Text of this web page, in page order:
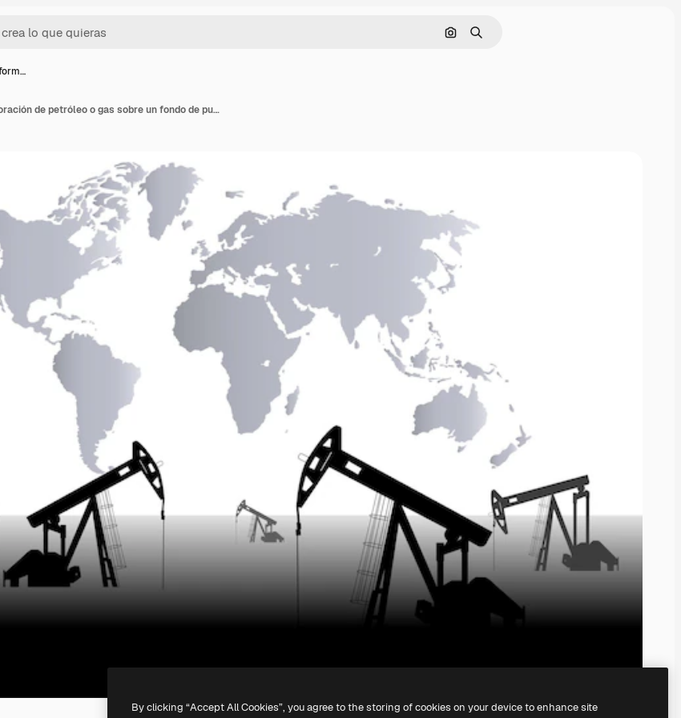
Buscar por imagen
Buscar
Silueta de plataformas de perforación de petróleo o gas sobre un fondo de puesta de sol. Industria del aceite. Ilustración vectorial
By clicking “Accept All Cookies”, you agree to the storing of cookies on your device to enhance site